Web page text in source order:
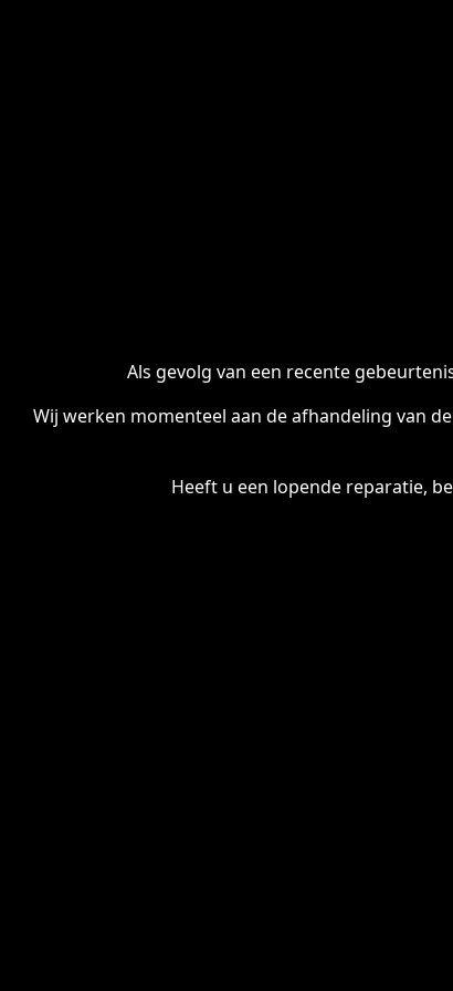
Als gevolg van een recente
Wij werken momenteel aan de afhandeling van
Heeft u een lopende reparatie,